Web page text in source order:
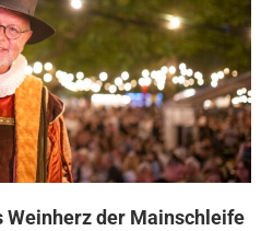
Weinherz der Mainschleife